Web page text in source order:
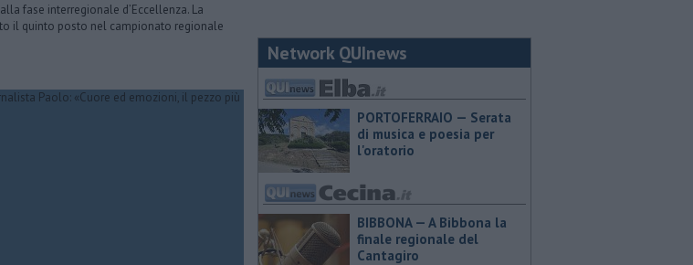
fase interregionale d’Eccellenza. La
il quinto posto nel campionato regionale
Network QUInews
PORTOFERRAIO — Serata
di musica e poesia per
l'oratorio
BIBBONA — A Bibbona la
finale regionale del
Cantagiro